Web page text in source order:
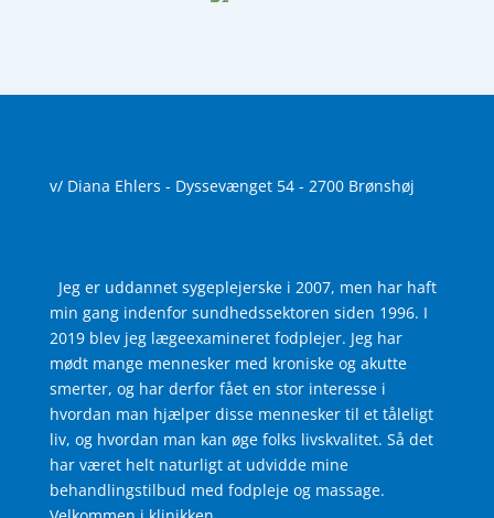
v/ Diana Ehlers - Dyssevænget 54 - 2700 Brønshøj
Jeg er uddannet sygeplejerske i 2007, men har haft
min gang indenfor sundhedssektoren siden 1996. I
2019 blev jeg lægeexamineret fodplejer. Jeg har
mødt mange mennesker med kroniske og akutte
smerter, og har derfor fået en stor interesse i
hvordan man hjælper disse mennesker til et tåleligt
liv, og hvordan man kan øge folks livskvalitet. Så det
har været helt naturligt at udvidde mine
behandlingstilbud med fodpleje og massage.